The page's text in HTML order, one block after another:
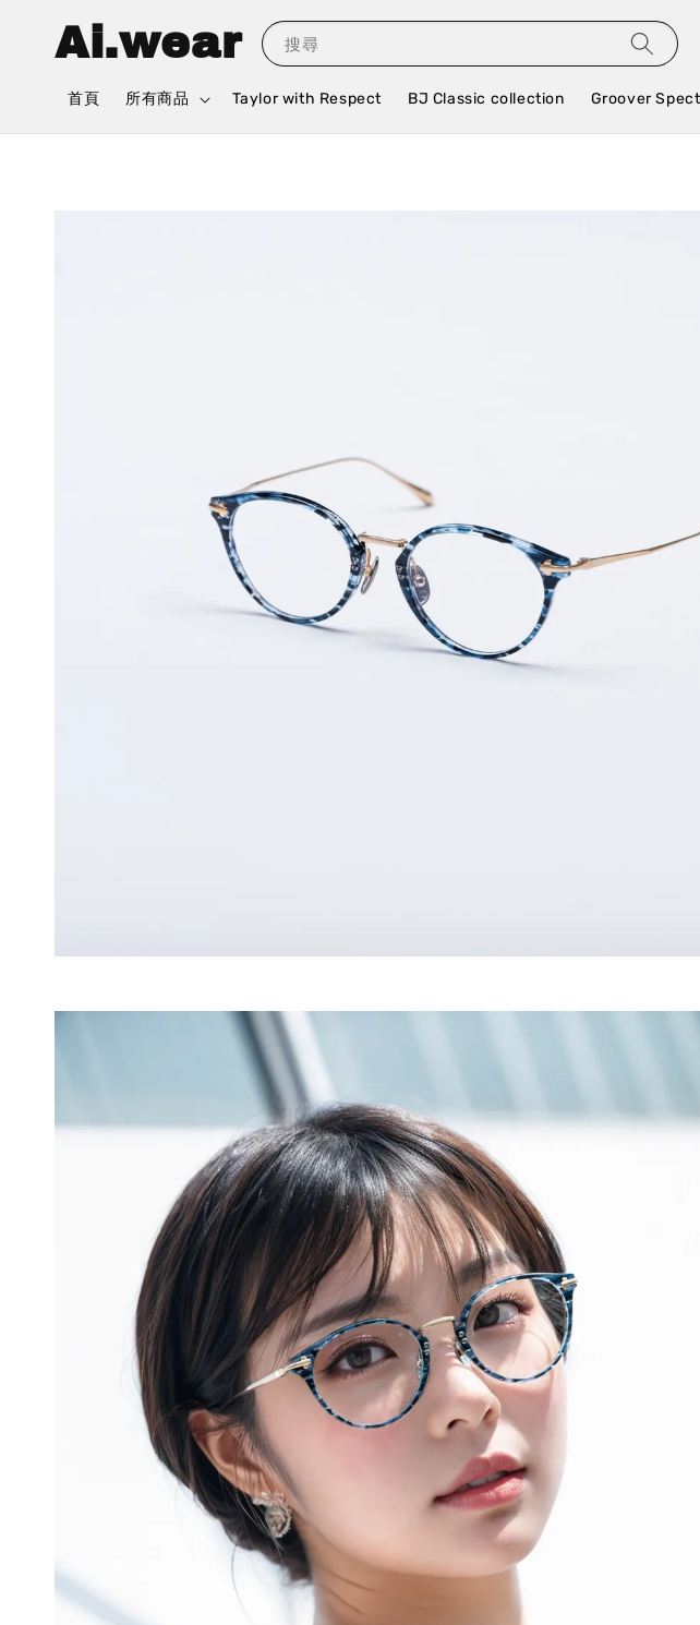
Ai.wear 搜尋
首頁 所有商品 Taylor with Respect BJ Classic collection Groover